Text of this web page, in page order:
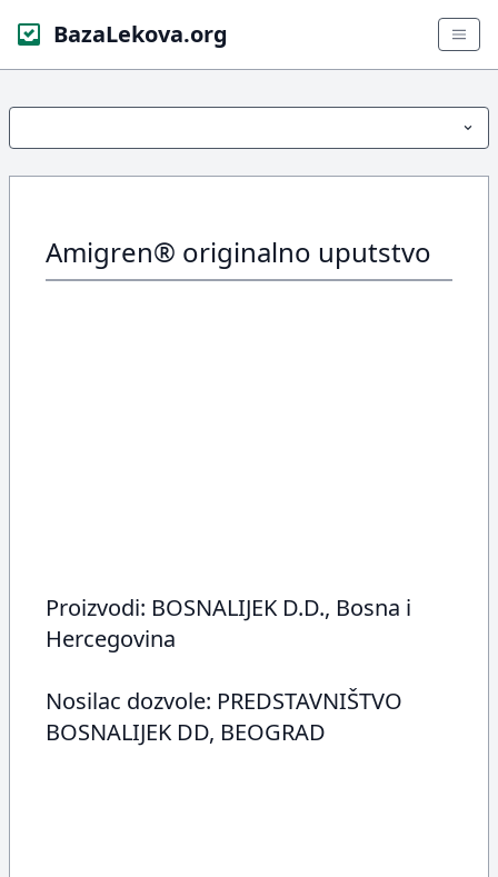
BazaLekova.org
Amigren® originalno uputstvo
Proizvodi: BOSNALIJEK D.D., Bosna i
Hercegovina
Nosilac dozvole: PREDSTAVNIŠTVO
BOSNALIJEK DD, BEOGRAD